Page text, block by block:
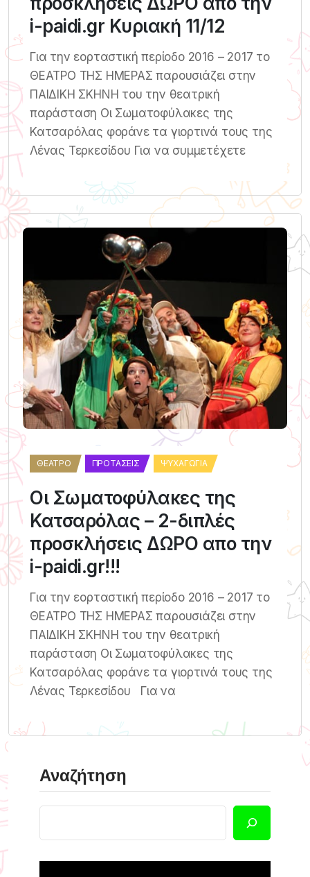
i-paidi.gr Κυριακή 11/12
Για την εορταστική περίοδο 2016 – 2017 το
ΘΕΑΤΡΟ ΤΗΣ ΗΜΕΡΑΣ παρουσιάζει στην
ΠΑΙΔΙΚΗ ΣΚΗΝΗ του την θεατρική
παράσταση Οι Σωματοφύλακες της
Κατσαρόλας φοράνε τα γιορτινά τους της
Λένας Τερκεσίδου Για να συμμετέχετε
ΘΈΑΤΡΟ ΠΡΟΤΆΣΕΙΣ ΨΥΧΑΓΩΓΊΑ
Οι Σωματοφύλακες της
Κατσαρόλας – 2-διπλές
προσκλήσεις ΔΩΡΟ απο την
i-paidi.gr!!!
Για την εορταστική περίοδο 2016 – 2017 το
ΘΕΑΤΡΟ ΤΗΣ ΗΜΕΡΑΣ παρουσιάζει στην
ΠΑΙΔΙΚΗ ΣΚΗΝΗ του την θεατρική
παράσταση Οι Σωματοφύλακες της
Κατσαρόλας φοράνε τα γιορτινά τους της
Λένας Τερκεσίδου Για να
Αναζήτηση